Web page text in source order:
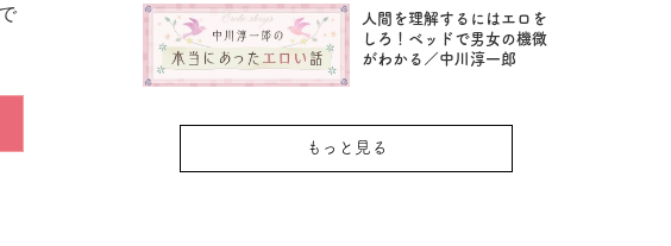
人間を理解するにはエロを
しろ！ベッドで男女の機微
がわかる／中川淳一郎
もっと見る